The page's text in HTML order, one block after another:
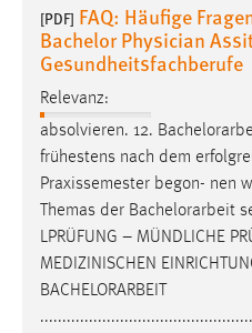
[PDF] FAQ: Häufige
Bachelor Physician
Gesundheitsfachberufe
Relevanz:
absolvieren. 12.
frühestens nach dem
Praxissemester begon- nen
Themas der Bachelorarbeit
LPRÜFUNG – MÜNDLICHE
MEDIZINISCHEN
BACHELORARBEIT